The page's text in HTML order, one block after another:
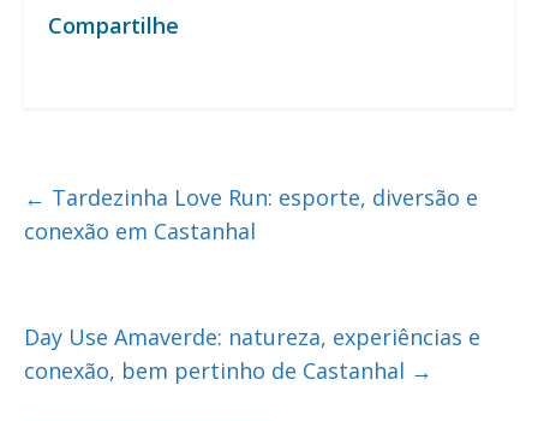
Compartilhe
← Tardezinha Love Run: esporte, diversão e
conexão em Castanhal
Day Use Amaverde: natureza, experiências e
conexão, bem pertinho de Castanhal →